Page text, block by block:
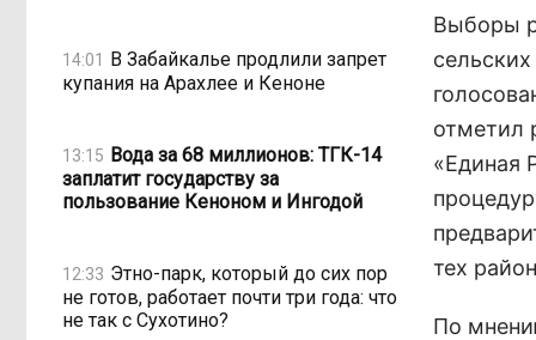
14:01 В Забайкалье продлили запрет
купания на Арахлее и Кеноне
13:15 Вода за 68 миллионов: ТГК-14
заплатит государству за
пользование Кеноном и Ингодой
12:33 Этно-парк, который до сих пор
не готов, работает почти три года: что
не так с Сухотино?
Выборы
отметил
«Единая
тех
По